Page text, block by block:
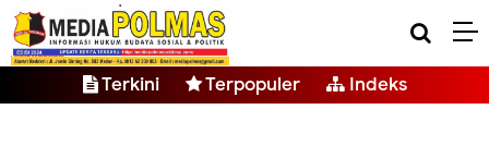
Terkini Terpopuler Indeks